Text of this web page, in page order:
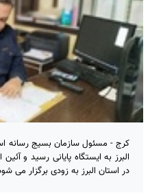
کرج - مسئول سازمان بسیج رسانه
البرز به ایستگاه پایانی رسید و
در استان البرز به زودی برگزار می